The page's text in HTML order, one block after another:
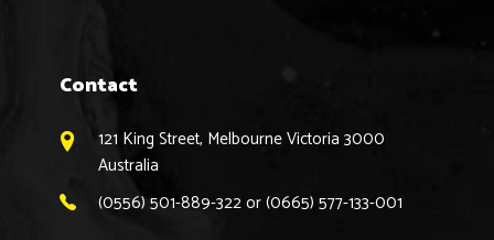
Contact
121 King Street, Melbourne Victoria 3000
Australia
(0556) 501-889-322 or (0665) 577-133-001